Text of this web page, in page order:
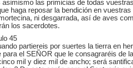
asimismo las primicias de todas
haga reposar la bendición en
ni desgarrada, así de aves
los sacerdotes.
45
partiereis por suertes la tierra en
para el SEÑOR que le consagraréis de
mil y diez mil de ancho; será